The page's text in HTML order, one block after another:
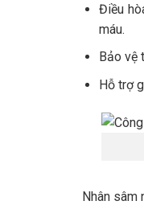
Điều
máu.
Bảo vệ
Hỗ trợ
Nhân sâm